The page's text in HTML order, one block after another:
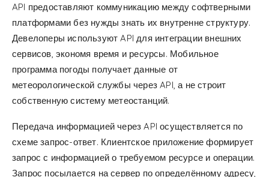
API предоставляют коммуникацию между софтверными
платформами без нужды знать их внутренне структуру.
Девелоперы используют API для интеграции внешних
сервисов, экономя время и ресурсы. Мобильное
программа погоды получает данные от
метеорологической службы через API, а не строит
собственную систему метеостанций.
Передача информацией через API осуществляется по
схеме запрос-ответ. Клиентское приложение формирует
запрос с информацией о требуемом ресурсе и операции.
Запрос посылается на сервер по определённому адресу,